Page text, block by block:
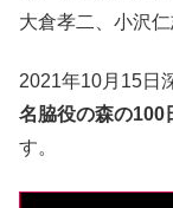
大倉孝二、小沢
2021年10月15日
名脇役の森の100
す。